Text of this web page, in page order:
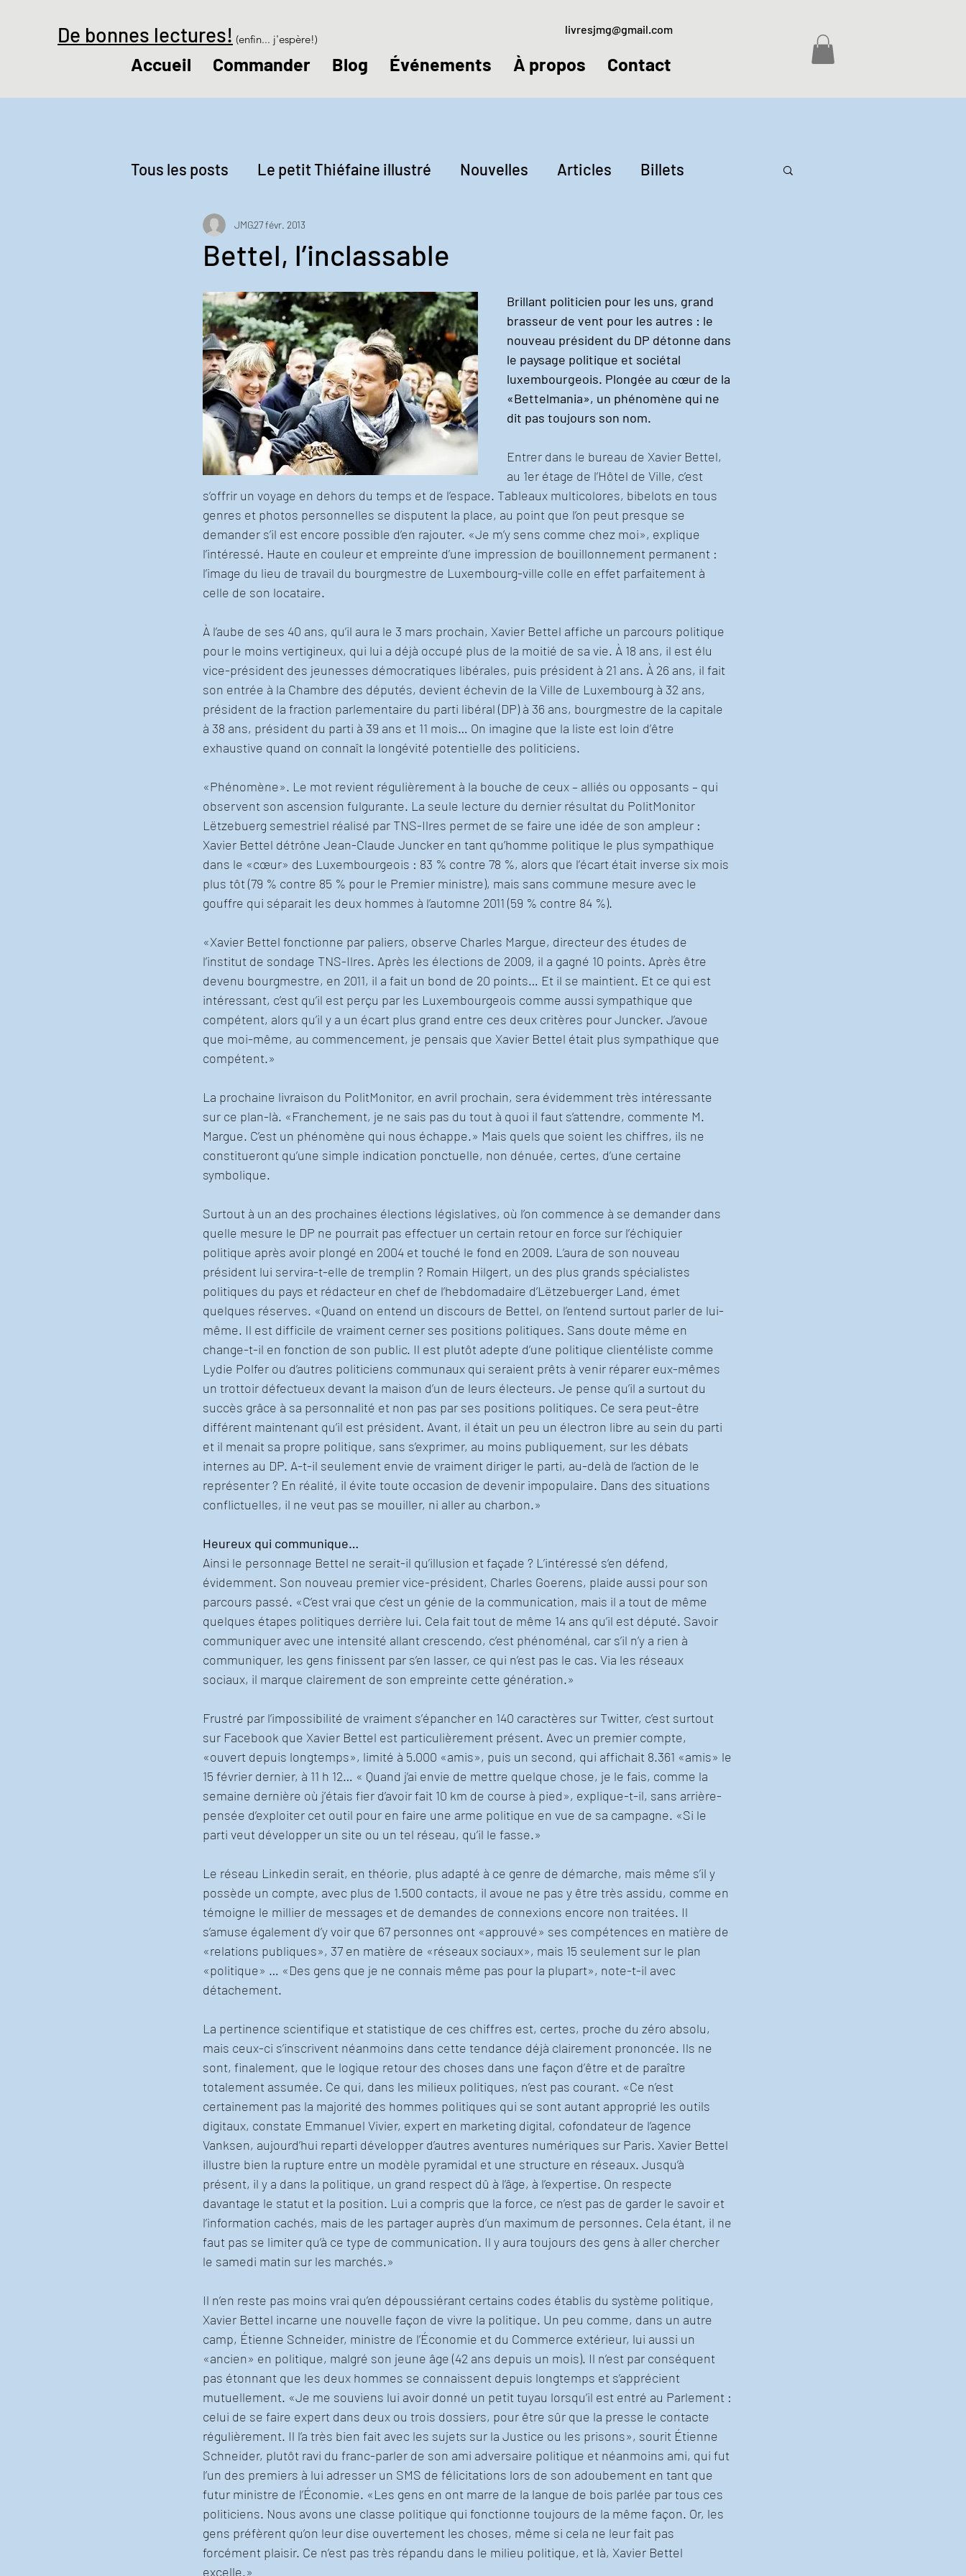
De bonnes lectures! (enfin... j'espère!)
livresjmg@gmail.com
Accueil Commander Blog Événements À propos Contact
Tous les posts Le petit Thiéfaine illustré Nouvelles Articles Billets
Revue de presse Lectures
Bettel, l’inclassable
JMG27 févr. 2013
Brillant politicien pour les uns, grand
brasseur de vent pour les autres : le
nouveau président du DP détonne dans
le paysage politique et sociétal
luxembourgeois. Plongée au cœur de la
«Bettelmania», un phénomène qui ne
dit pas toujours son nom.
Entrer dans le bureau de Xavier Bettel,
au 1er étage de l’Hôtel de Ville, c’est
s’offrir un voyage en dehors du temps et de l’espace. Tableaux multicolores, bibelots en tous
genres et photos personnelles se disputent la place, au point que l’on peut presque se
demander s’il est encore possible d’en rajouter. «Je m’y sens comme chez moi», explique
l’intéressé. Haute en couleur et empreinte d’une impression de bouillonnement permanent :
l’image du lieu de travail du bourgmestre de Luxembourg-ville colle en effet parfaitement à
celle de son locataire.
À l’aube de ses 40 ans, qu’il aura le 3 mars prochain, Xavier Bettel affiche un parcours politique
pour le moins vertigineux, qui lui a déjà occupé plus de la moitié de sa vie. À 18 ans, il est élu
vice-président des jeunesses démocratiques libérales, puis président à 21 ans. À 26 ans, il fait
son entrée à la Chambre des députés, devient échevin de la Ville de Luxembourg à 32 ans,
président de la fraction parlementaire du parti libéral (DP) à 36 ans, bourgmestre de la capitale
à 38 ans, président du parti à 39 ans et 11 mois… On imagine que la liste est loin d’être
exhaustive quand on connaît la longévité potentielle des politiciens.
«Phénomène». Le mot revient régulièrement à la bouche de ceux – alliés ou opposants – qui
observent son ascension fulgurante. La seule lecture du dernier résultat du PolitMonitor
Lëtzebuerg semestriel réalisé par TNS-Ilres permet de se faire une idée de son ampleur :
Xavier Bettel détrône Jean-Claude Juncker en tant qu’homme politique le plus sympathique
dans le «cœur» des Luxembourgeois : 83 % contre 78 %, alors que l’écart était inverse six mois
plus tôt (79 % contre 85 % pour le Premier ministre), mais sans commune mesure avec le
gouffre qui séparait les deux hommes à l’automne 2011 (59 % contre 84 %).
«Xavier Bettel fonctionne par paliers, observe Charles Margue, directeur des études de
l’institut de sondage TNS-Ilres. Après les élections de 2009, il a gagné 10 points. Après être
devenu bourgmestre, en 2011, il a fait un bond de 20 points… Et il se maintient. Et ce qui est
intéressant, c’est qu’il est perçu par les Luxembourgeois comme aussi sympathique que
compétent, alors qu’il y a un écart plus grand entre ces deux critères pour Juncker. J’avoue
que moi-même, au commencement, je pensais que Xavier Bettel était plus sympathique que
compétent.»
La prochaine livraison du PolitMonitor, en avril prochain, sera évidemment très intéressante
sur ce plan-là. «Franchement, je ne sais pas du tout à quoi il faut s’attendre, commente M.
Margue. C’est un phénomène qui nous échappe.» Mais quels que soient les chiffres, ils ne
constitueront qu’une simple indication ponctuelle, non dénuée, certes, d’une certaine
symbolique.
Surtout à un an des prochaines élections législatives, où l’on commence à se demander dans
quelle mesure le DP ne pourrait pas effectuer un certain retour en force sur l’échiquier
politique après avoir plongé en 2004 et touché le fond en 2009. L’aura de son nouveau
président lui servira-t-elle de tremplin ? Romain Hilgert, un des plus grands spécialistes
politiques du pays et rédacteur en chef de l’hebdomadaire d’Lëtzebuerger Land, émet
quelques réserves. «Quand on entend un discours de Bettel, on l’entend surtout parler de lui-
même. Il est difficile de vraiment cerner ses positions politiques. Sans doute même en
change-t-il en fonction de son public. Il est plutôt adepte d’une politique clientéliste comme
Lydie Polfer ou d’autres politiciens communaux qui seraient prêts à venir réparer eux-mêmes
un trottoir défectueux devant la maison d’un de leurs électeurs. Je pense qu’il a surtout du
succès grâce à sa personnalité et non pas par ses positions politiques. Ce sera peut-être
différent maintenant qu’il est président. Avant, il était un peu un électron libre au sein du parti
et il menait sa propre politique, sans s’exprimer, au moins publiquement, sur les débats
internes au DP. A-t-il seulement envie de vraiment diriger le parti, au-delà de l’action de le
représenter ? En réalité, il évite toute occasion de devenir impopulaire. Dans des situations
conflictuelles, il ne veut pas se mouiller, ni aller au charbon.»
Heureux qui communique…
Ainsi le personnage Bettel ne serait-il qu’illusion et façade ? L’intéressé s’en défend,
évidemment. Son nouveau premier vice-président, Charles Goerens, plaide aussi pour son
parcours passé. «C’est vrai que c’est un génie de la communication, mais il a tout de même
quelques étapes politiques derrière lui. Cela fait tout de même 14 ans qu’il est député. Savoir
communiquer avec une intensité allant crescendo, c’est phénoménal, car s’il n’y a rien à
communiquer, les gens finissent par s’en lasser, ce qui n’est pas le cas. Via les réseaux
sociaux, il marque clairement de son empreinte cette génération.»
Frustré par l’impossibilité de vraiment s’épancher en 140 caractères sur Twitter, c’est surtout
sur Facebook que Xavier Bettel est particulièrement présent. Avec un premier compte,
«ouvert depuis longtemps», limité à 5.000 «amis», puis un second, qui affichait 8.361 «amis» le
15 février dernier, à 11 h 12… « Quand j’ai envie de mettre quelque chose, je le fais, comme la
semaine dernière où j’étais fier d’avoir fait 10 km de course à pied», explique-t-il, sans arrière-
pensée d’exploiter cet outil pour en faire une arme politique en vue de sa campagne. «Si le
parti veut développer un site ou un tel réseau, qu’il le fasse.»
Le réseau Linkedin serait, en théorie, plus adapté à ce genre de démarche, mais même s’il y
possède un compte, avec plus de 1.500 contacts, il avoue ne pas y être très assidu, comme en
témoigne le millier de messages et de demandes de connexions encore non traitées. Il
s’amuse également d’y voir que 67 personnes ont «approuvé» ses compétences en matière de
«relations publiques», 37 en matière de «réseaux sociaux», mais 15 seulement sur le plan
«politique» … «Des gens que je ne connais même pas pour la plupart», note-t-il avec
détachement.
La pertinence scientifique et statistique de ces chiffres est, certes, proche du zéro absolu,
mais ceux-ci s’inscrivent néanmoins dans cette tendance déjà clairement prononcée. Ils ne
sont, finalement, que le logique retour des choses dans une façon d’être et de paraître
totalement assumée. Ce qui, dans les milieux politiques, n’est pas courant. «Ce n’est
certainement pas la majorité des hommes politiques qui se sont autant approprié les outils
digitaux, constate Emmanuel Vivier, expert en marketing digital, cofondateur de l’agence
Vanksen, aujourd’hui reparti développer d’autres aventures numériques sur Paris. Xavier Bettel
illustre bien la rupture entre un modèle pyramidal et une structure en réseaux. Jusqu’à
présent, il y a dans la politique, un grand respect dû à l’âge, à l’expertise. On respecte
davantage le statut et la position. Lui a compris que la force, ce n’est pas de garder le savoir et
l’information cachés, mais de les partager auprès d’un maximum de personnes. Cela étant, il ne
faut pas se limiter qu’à ce type de communication. Il y aura toujours des gens à aller chercher
le samedi matin sur les marchés.»
Il n’en reste pas moins vrai qu’en dépoussiérant certains codes établis du système politique,
Xavier Bettel incarne une nouvelle façon de vivre la politique. Un peu comme, dans un autre
camp, Étienne Schneider, ministre de l’Économie et du Commerce extérieur, lui aussi un
«ancien» en politique, malgré son jeune âge (42 ans depuis un mois). Il n’est par conséquent
pas étonnant que les deux hommes se connaissent depuis longtemps et s’apprécient
mutuellement. «Je me souviens lui avoir donné un petit tuyau lorsqu’il est entré au Parlement :
celui de se faire expert dans deux ou trois dossiers, pour être sûr que la presse le contacte
régulièrement. Il l’a très bien fait avec les sujets sur la Justice ou les prisons», sourit Étienne
Schneider, plutôt ravi du franc-parler de son ami adversaire politique et néanmoins ami, qui fut
l’un des premiers à lui adresser un SMS de félicitations lors de son adoubement en tant que
futur ministre de l’Économie. «Les gens en ont marre de la langue de bois parlée par tous ces
politiciens. Nous avons une classe politique qui fonctionne toujours de la même façon. Or, les
gens préfèrent qu’on leur dise ouvertement les choses, même si cela ne leur fait pas
forcément plaisir. Ce n’est pas très répandu dans le milieu politique, et là, Xavier Bettel
excelle.»